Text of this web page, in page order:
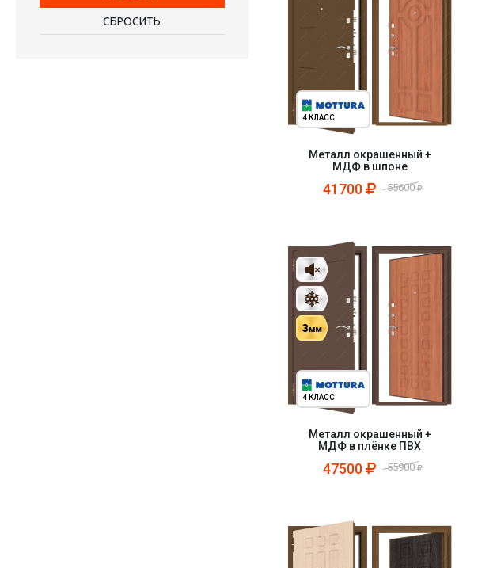
4 КЛАСС
Металл окрашенный +
МДФ в шпоне
41700 55600
4 КЛАСС
Металл окрашенный +
МДФ в плёнке ПВХ
47500 55900